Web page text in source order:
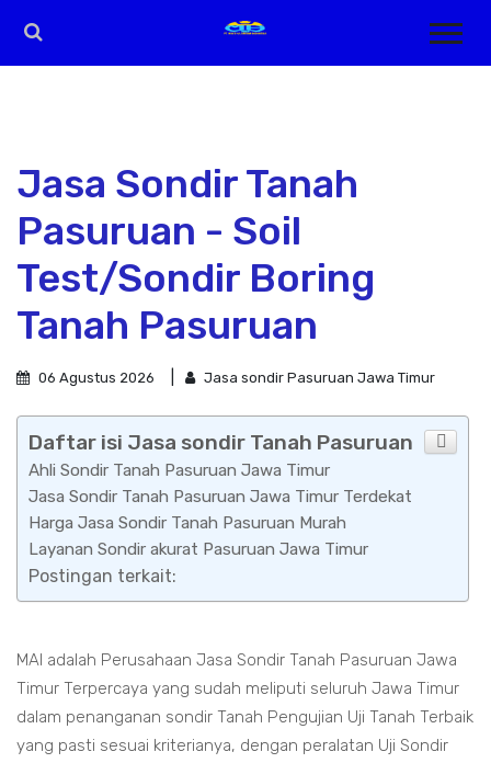
Jasa Sondir Tanah
Pasuruan - Soil
Test/Sondir Boring
Tanah Pasuruan
06 Agustus 2026 Jasa sondir Pasuruan Jawa Timur
Daftar isi Jasa sondir Tanah Pasuruan
Ahli Sondir Tanah Pasuruan Jawa Timur
Jasa Sondir Tanah Pasuruan Jawa Timur Terdekat
Harga Jasa Sondir Tanah Pasuruan Murah
Layanan Sondir akurat Pasuruan Jawa Timur
Postingan terkait:
MAI adalah Perusahaan Jasa Sondir Tanah Pasuruan Jawa
Timur Terpercaya yang sudah meliputi seluruh Jawa Timur
dalam penanganan sondir Tanah Pengujian Uji Tanah Terbaik
yang pasti sesuai kriterianya, dengan peralatan Uji Sondir